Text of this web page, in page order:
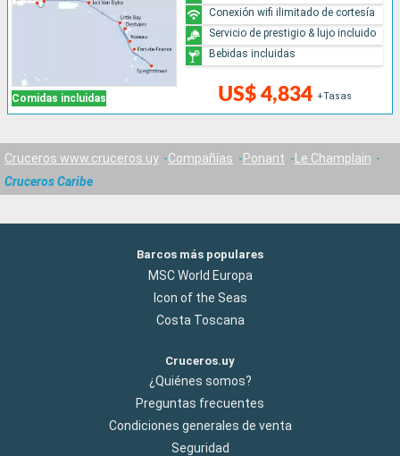
Comidas incluidas US$ 4,834 +Tasas
Conexión wifi ilimitado de cortesía
Servicio de prestigio & lujo incluido
Bebidas incluidas
Cruceros www.cruceros.uy Compañías Ponant
Le Champlain
Cruceros Caribe
Barcos más populares
MSC World Europa
Icon of the Seas
Costa Toscana
Cruceros.uy
¿Quiénes somos?
Preguntas frecuentes
Condiciones generales de venta
Seguridad